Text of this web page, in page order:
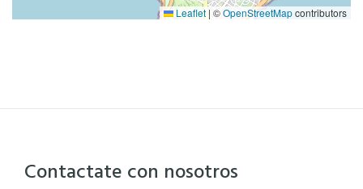
Leaflet| ©OpenStreetMapcontributors
Contactate con nosotros